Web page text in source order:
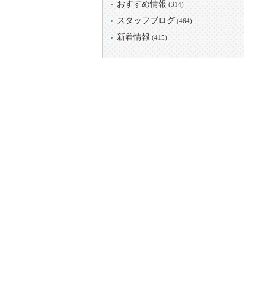
おすすめ情報 (314)
スタッフブログ (464)
新着情報 (415)